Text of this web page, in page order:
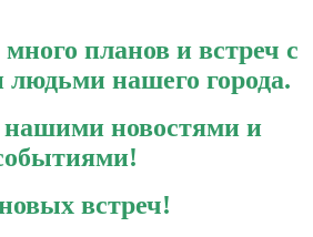
планов и встреч с
нашего города.
нашими новостями и
встреч!